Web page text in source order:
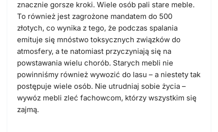
znacznie gorsze kroki. Wiele osób pali stare meble.
To również jest zagrożone mandatem do 500
złotych, co wynika z tego, że podczas spalania
emituje się mnóstwo toksycznych związków do
atmosfery, a te natomiast przyczyniają się na
powstawania wielu chorób. Starych mebli nie
powinniśmy również wywozić do lasu – a niestety tak
postępuje wiele osób. Nie utrudniaj sobie życia –
wywóz mebli zleć fachowcom, którzy wszystkim się
zajmą.